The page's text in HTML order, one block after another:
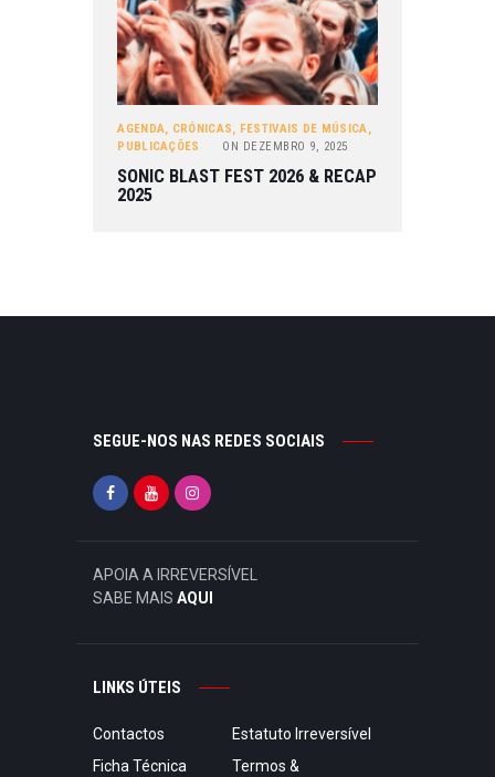
AGENDA, CRÓNICAS, FESTIVAIS DE MÚSICA,
PUBLICAÇÕES
ON DEZEMBRO 9, 2025
SONIC BLAST FEST 2026 & RECAP
2025
SEGUE-NOS NAS REDES SOCIAIS
APOIA A IRREVERSÍVEL
SABE MAIS AQUI
LINKS ÚTEIS
Contactos
Estatuto Irreversível
Ficha Técnica
Termos &